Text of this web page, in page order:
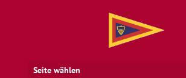
Seite wählen